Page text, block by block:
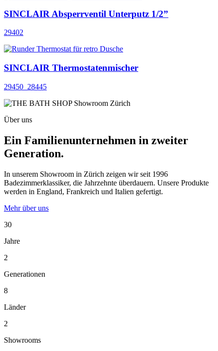
SINCLAIR Absperrventil Unterputz 1/2”
29402
SINCLAIR Thermostatenmischer
29450_28445
Über uns
Ein Familienunternehmen in zweiter
Generation.
In unserem Showroom in Zürich zeigen wir seit 1996
Badezimmerklassiker, die Jahrzehnte überdauern. Unsere Produkte
werden in England, Frankreich und Italien gefertigt.
Mehr über uns
30
Jahre
2
Generationen
8
Länder
2
Showrooms